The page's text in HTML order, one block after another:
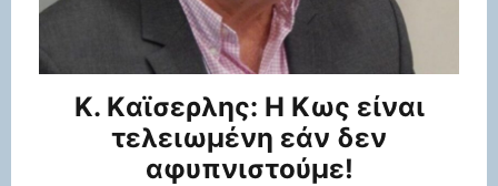
K. Kαϊσερλης: H Κως είναι
τελειωμένη εάν δεν
αφυπνιστούμε!